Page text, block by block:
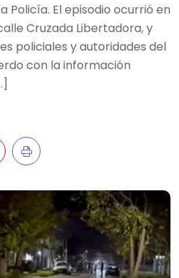
Policía. El episodio ocurrió en
Cruzada Libertadora, y
policiales y autoridades del
con la información